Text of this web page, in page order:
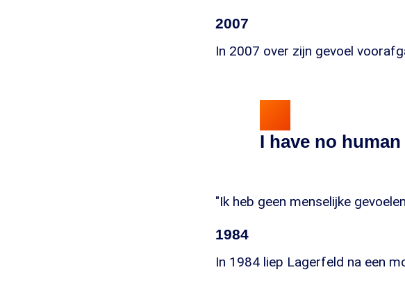
2007
In 2007 over zijn gevoel
I have no
"Ik heb geen menselijke
1984
In 1984 liep Lagerfeld na een